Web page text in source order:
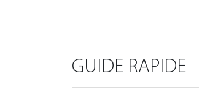
GUIDE RAPIDE